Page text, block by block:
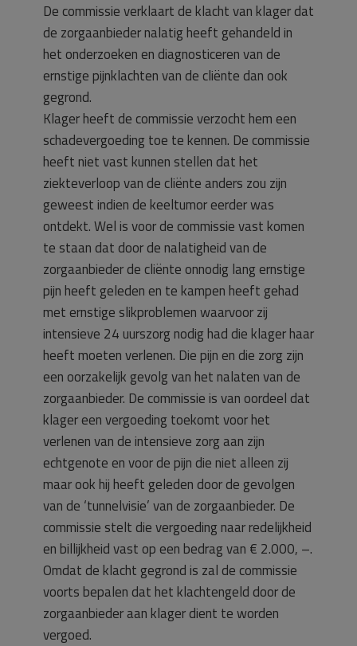
De commissie verklaart de klacht van klager dat
de zorgaanbieder nalatig heeft gehandeld in
het onderzoeken en diagnosticeren van de
ernstige pijnklachten van de cliënte dan ook
gegrond.
Klager heeft de commissie verzocht hem een
schadevergoeding toe te kennen. De commissie
heeft niet vast kunnen stellen dat het
ziekteverloop van de cliënte anders zou zijn
geweest indien de keeltumor eerder was
ontdekt. Wel is voor de commissie vast komen
te staan dat door de nalatigheid van de
zorgaanbieder de cliënte onnodig lang ernstige
pijn heeft geleden en te kampen heeft gehad
met ernstige slikproblemen waarvoor zij
intensieve 24 uurszorg nodig had die klager haar
heeft moeten verlenen. Die pijn en die zorg zijn
een oorzakelijk gevolg van het nalaten van de
zorgaanbieder. De commissie is van oordeel dat
klager een vergoeding toekomt voor het
verlenen van de intensieve zorg aan zijn
echtgenote en voor de pijn die niet alleen zij
maar ook hij heeft geleden door de gevolgen
van de ‘tunnelvisie’ van de zorgaanbieder. De
commissie stelt die vergoeding naar redelijkheid
en billijkheid vast op een bedrag van € 2.000, –.
Omdat de klacht gegrond is zal de commissie
voorts bepalen dat het klachtengeld door de
zorgaanbieder aan klager dient te worden
vergoed.